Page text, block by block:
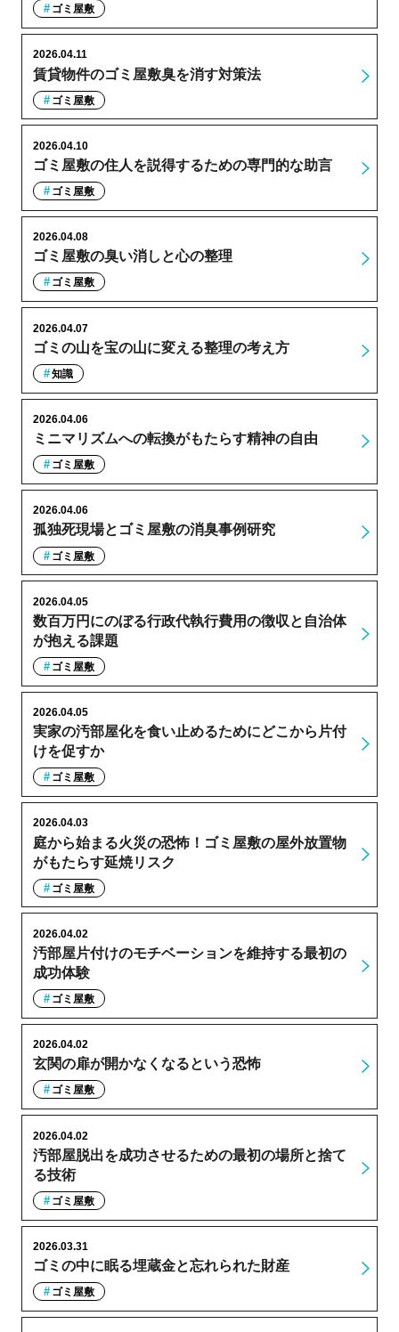
ゴミ屋敷
賃貸物件のゴミ屋敷臭を消す対策法
2026.04.11
ゴミ屋敷
ゴミ屋敷の住人を説得するための専門的な助言
2026.04.10
ゴミ屋敷
ゴミ屋敷の臭い消しと心の整理
2026.04.08
ゴミ屋敷
ゴミの山を宝の山に変える整理の考え方
2026.04.07
知識
ミニマリズムへの転換がもたらす精神の自由
2026.04.06
ゴミ屋敷
孤独死現場とゴミ屋敷の消臭事例研究
2026.04.06
ゴミ屋敷
数百万円にのぼる行政代執行費用の徴収と自治体
が抱える課題
2026.04.05
ゴミ屋敷
実家の汚部屋化を食い止めるためにどこから片付
けを促すか
2026.04.05
ゴミ屋敷
庭から始まる火災の恐怖！ゴミ屋敷の屋外放置物
がもたらす延焼リスク
2026.04.03
ゴミ屋敷
汚部屋片付けのモチベーションを維持する最初の
成功体験
2026.04.02
ゴミ屋敷
玄関の扉が開かなくなるという恐怖
2026.04.02
ゴミ屋敷
汚部屋脱出を成功させるための最初の場所と捨て
る技術
2026.04.02
ゴミ屋敷
ゴミの中に眠る埋蔵金と忘れられた財産
2026.03.31
ゴミ屋敷